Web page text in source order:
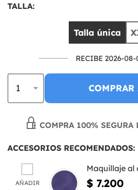
TALLA:
Talla única
RECIBE 2026-08-
COMPRAR
COMPRA 100%
ACCESORIOS RECOMENDADOS:
AÑADIR
Maquillaje al
$ 7.200